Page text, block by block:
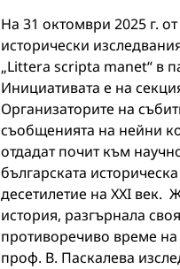
На 31 октомври 2025 г.
исторически
„Littera scripta manet“ в
Инициативата е на
Организаторите на
съобщенията на нейни
отдадат почит към
българската
десетилетие на ХХI век.
история, разгърнала
противоречиво време
проф. В. Паскалева